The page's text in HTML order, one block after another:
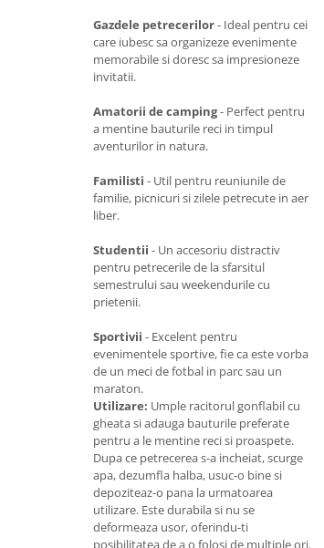
Gazdele petrecerilor- Ideal pentru cei
care iubesc sa organizeze evenimente
memorabile si doresc sa impresioneze
invitatii.
Amatorii de camping- Perfect pentru
a mentine bauturile reci in timpul
aventurilor in natura.
Familisti - Util pentru reuniunile de
familie, picnicuri si zilele petrecute in aer
liber.
Studentii - Un accesoriu distractiv
pentru petrecerile de la sfarsitul
semestrului sau weekendurile cu
prietenii.
Sportivii - Excelent pentru
evenimentele sportive, fie ca este vorba
de un meci de fotbal in parc sau un
maraton.
Utilizare: Umple racitorul gonflabil cu
gheata si adauga bauturile preferate
pentru a le mentine reci si proaspete.
Dupa ce petrecerea s-a incheiat, scurge
apa, dezumfla halba, usuc-o bine si
depoziteaz-o pana la urmatoarea
utilizare. Este durabila si nu se
deformeaza usor, oferindu-ti
posibilitatea de a o folosi de multiple ori.